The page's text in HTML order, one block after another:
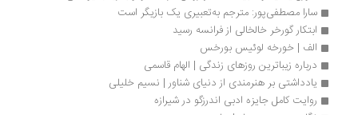
سارا مصطفی‌پور: مترجم به‌تعبیری یک بازیگر است
ابتکار گورخر خالخالی از فرانسه رسید
الف | خورخه لوئیس بورخس
درباره زیباترین روزهای زندگی | الهام قاسمی
یادداشتی بر هنرمندی از دنیای شناور | نسیم خلیلی
روایت کامل جایزه ادبی اندرزگو در شیرازه